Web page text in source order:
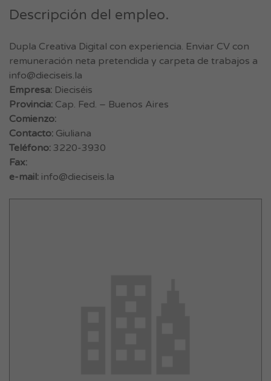
Descripción del empleo.
Dupla Creativa Digital con experiencia. Enviar CV con
remuneración neta pretendida y carpeta de trabajos a
info@dieciseis.la
Empresa: Dieciséis
Provincia: Cap. Fed. – Buenos Aires
Comienzo:
Contacto: Giuliana
Teléfono: 3220-3930
Fax:
e-mail: info@dieciseis.la